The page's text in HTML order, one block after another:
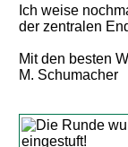
Ich weise
der zentralen
Mit den besten
M. Schumacher